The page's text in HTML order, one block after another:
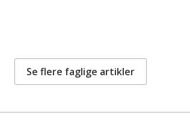
Se flere faglige artikler